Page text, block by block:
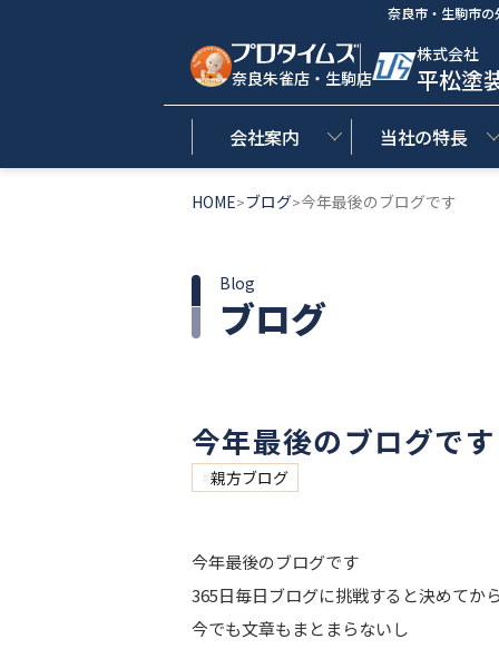
奈良市・生駒市
奈良朱雀店・生駒店
株式会社
平松塗
会社案内 当社の特長
HOME>ブログ>今年最後のブログです
ブログ
Blog
今年最後のブログです
親方ブログ
今年最後のブログです
365日毎日ブログに挑戦すると決めてか
今でも文章もまとまらないし